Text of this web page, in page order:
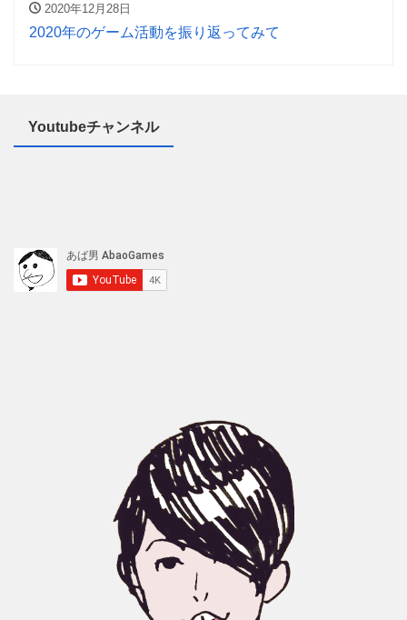
2020年12月28日
2020年のゲーム活動を振り返ってみて
Youtubeチャンネル